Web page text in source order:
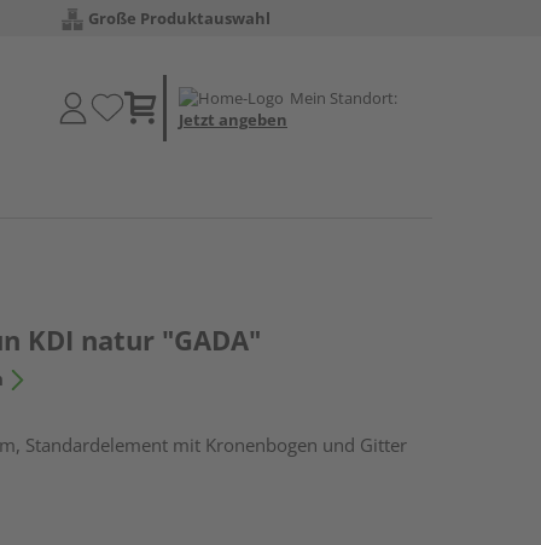
Große Produktauswahl
Mein Standort:
Jetzt angeben
KDI natur "GADA"
Standardelement mit Kronenbogen und Gitter